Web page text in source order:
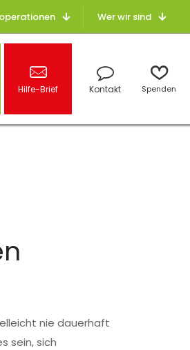
Wer wir sind
Hilfe-Brief Kontakt Spenden
nie dauerhaft
sein, sich